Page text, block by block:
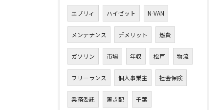
エブリィ ハイゼット N-VAN
メンテナンス デメリット 燃費
ガソリン 市場 年収 松戸 物流
フリーランス 個人事業主 社会保険
業務委託 置き配 千葉